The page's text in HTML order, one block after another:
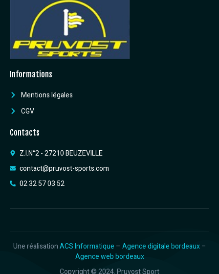
Informations
Mentions légales
CGV
Contacts
Z.I.N°2 - 27210 BEUZEVILLE
contact@pruvost-sports.com
02 32 57 03 52
Une réalisationACS Informatique – Agence digitale bordeaux–
Agence web bordeaux
Copyright © 2024. Pruvost Sport